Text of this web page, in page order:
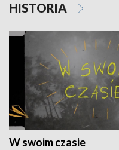
HISTORIA
W swoim czasie